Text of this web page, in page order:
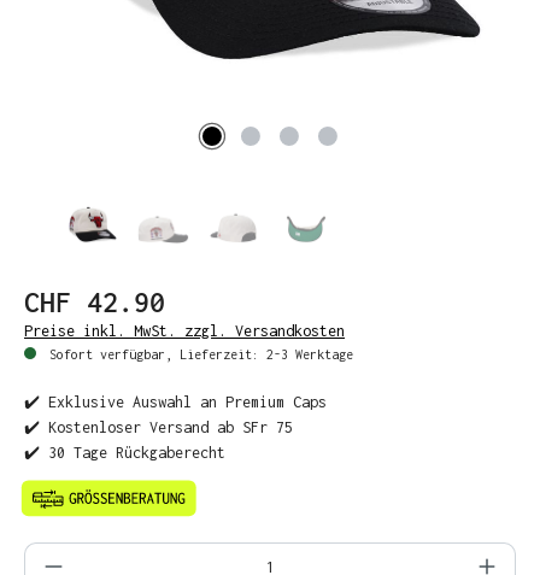
CHF 42.90
Preise inkl. MwSt. zzgl. Versandkosten
Sofort verfügbar, Lieferzeit: 2-3 Werktage
✔️ Exklusive Auswahl an Premium Caps
✔️ Kostenloser Versand ab SFr 75
✔️ 30 Tage Rückgaberecht
Produkt Anzahl: Gib den gewünschten